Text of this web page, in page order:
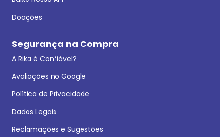
Doações
Segurança na Compra
A Rika é Confiável?
Avaliações no Google
Política de Privacidade
Dados Legais
Reclamações e Sugestões